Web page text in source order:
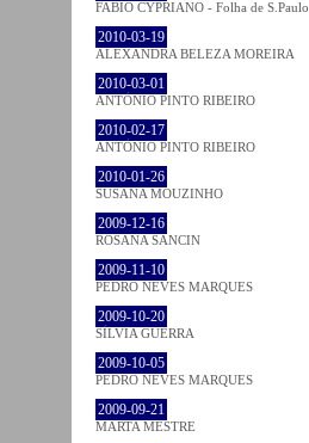
FABIO CYPRIANO - Folha de S.Paulo
2010-03-19
ALEXANDRA BELEZA MOREIRA
2010-03-01
ANTÓNIO PINTO RIBEIRO
2010-02-17
ANTÓNIO PINTO RIBEIRO
2010-01-26
SUSANA MOUZINHO
2009-12-16
ROSANA SANCIN
2009-11-10
PEDRO NEVES MARQUES
2009-10-20
SÍLVIA GUERRA
2009-10-05
PEDRO NEVES MARQUES
2009-09-21
MARTA MESTRE